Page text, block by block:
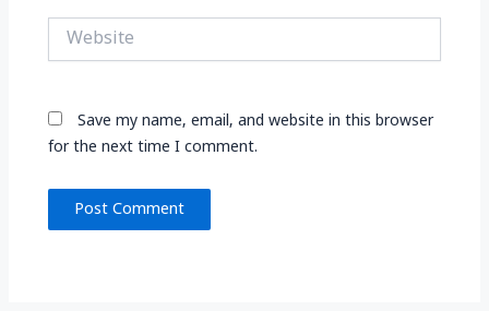
Website
Save my name, email, and website in this browser
for the next time I comment.